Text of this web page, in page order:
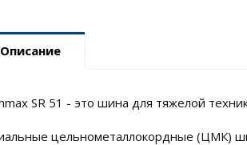
Описание
SR 51 - это шина для тяжелой
цельнометаллокордные (ЦМК)